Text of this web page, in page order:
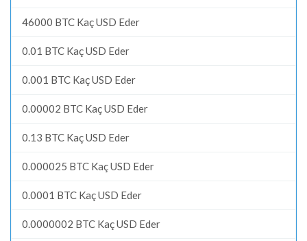
46000 BTC Kaç USD Eder
0.01 BTC Kaç USD Eder
0.001 BTC Kaç USD Eder
0.00002 BTC Kaç USD Eder
0.13 BTC Kaç USD Eder
0.000025 BTC Kaç USD Eder
0.0001 BTC Kaç USD Eder
0.0000002 BTC Kaç USD Eder